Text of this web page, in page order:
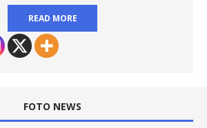
READ MORE
FOTO NEWS